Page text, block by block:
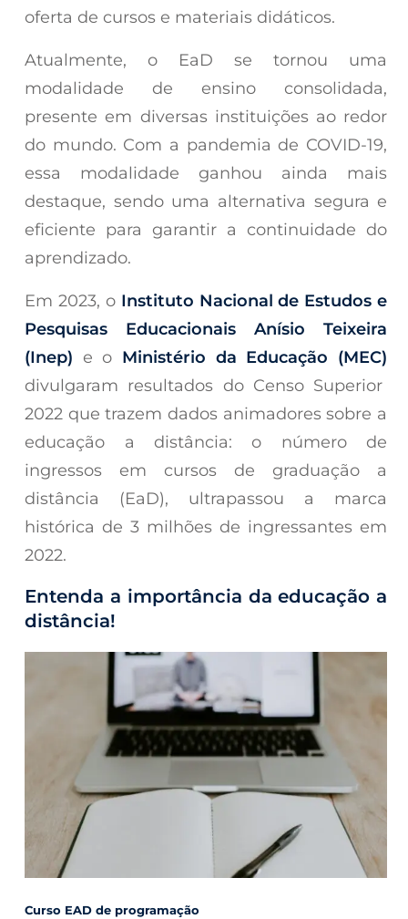
oferta de cursos e materiais didáticos.
Atualmente, o EaD se tornou uma
modalidade de ensino consolidada,
presente em diversas instituições ao redor
do mundo. Com a pandemia de COVID-19,
essa modalidade ganhou ainda mais
destaque, sendo uma alternativa segura e
eficiente para garantir a continuidade do
aprendizado.
Em 2023, o Instituto Nacional de Estudos e
Pesquisas Educacionais Anísio Teixeira
(Inep) e o Ministério da Educação (MEC)
divulgaram resultados do Censo Superior
2022 que trazem dados animadores sobre a
educação a distância: o número de
ingressos em cursos de graduação a
distância (EaD), ultrapassou a marca
histórica de 3 milhões de ingressantes em
2022.
Entenda a importância da educação a
distância!
Curso EAD de programação